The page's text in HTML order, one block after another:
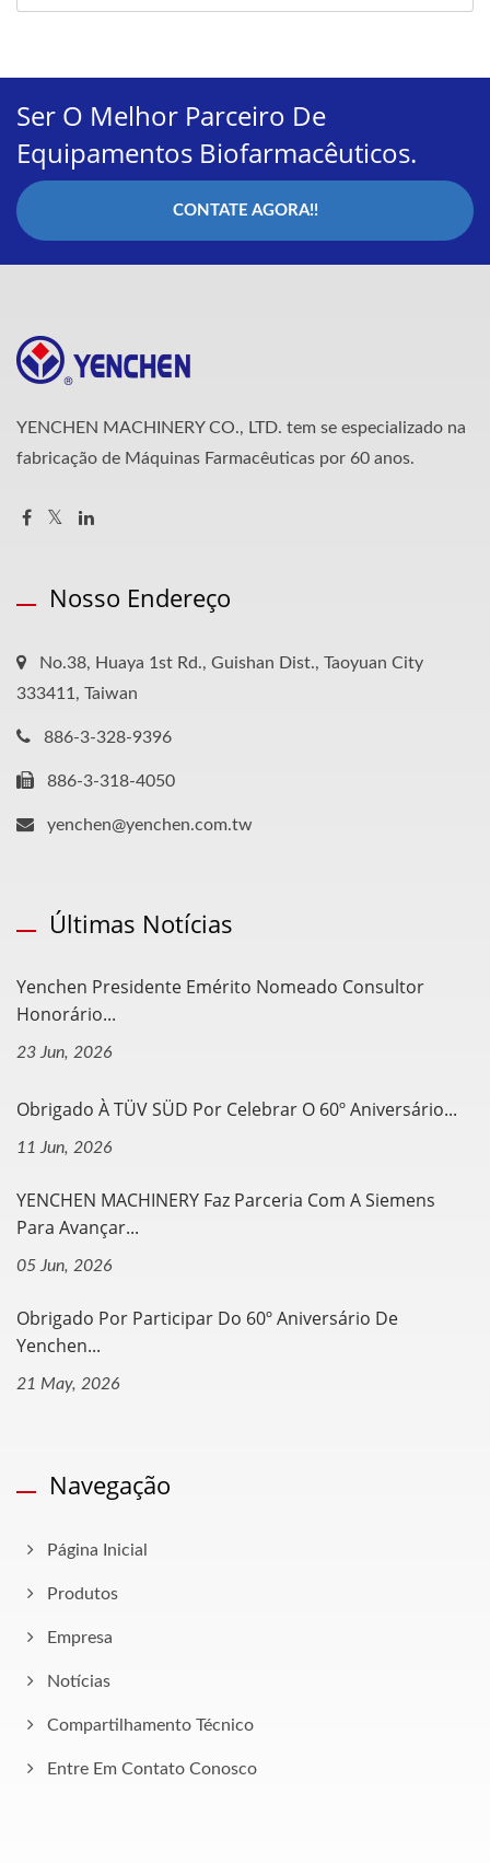
Ser O Melhor Parceiro De
Equipamentos Biofarmacêuticos.
CONTATE AGORA!!
YENCHEN MACHINERY CO., LTD. tem se especializado na
fabricação de Máquinas Farmacêuticas por 60 anos.
Nosso Endereço
No.38, Huaya 1st Rd., Guishan Dist., Taoyuan City
333411, Taiwan
886-3-328-9396
886-3-318-4050
yenchen@yenchen.com.tw
Últimas Notícias
Yenchen Presidente Emérito Nomeado Consultor
Honorário...
23 Jun, 2026
Obrigado À TÜV SÜD Por Celebrar O 60º Aniversário...
11 Jun, 2026
YENCHEN MACHINERY Faz Parceria Com A Siemens
Para Avançar...
05 Jun, 2026
Obrigado Por Participar Do 60º Aniversário De
Yenchen...
21 May, 2026
Navegação
Página Inicial
Produtos
Empresa
Notícias
Compartilhamento Técnico
Entre Em Contato Conosco